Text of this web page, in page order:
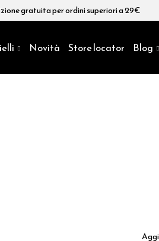
gratuita per ordini superiori a 29€
Novità Store locator Blog